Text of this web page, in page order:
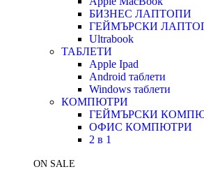
БИЗНЕС ЛАПТОПИ
ГЕЙМЪРСКИ
Ultrabook
ТАБЛЕТИ
Apple Ipad
Android таблети
Windows таблети
КОМПЮТРИ
ГЕЙМЪРСКИ
ОФИС КОМПЮТРИ
2 в 1
ON SALE